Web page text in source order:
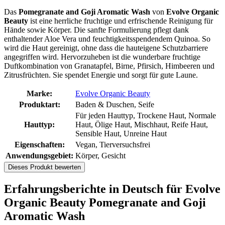
Das Pomegranate and Goji Aromatic Wash von Evolve Organic
Beauty ist eine herrliche fruchtige und erfrischende Reinigung für
Hände sowie Körper. Die sanfte Formulierung pflegt dank
enthaltender Aloe Vera und feuchtigkeitsspendendem Quinoa. So
wird die Haut gereinigt, ohne dass die hauteigene Schutzbarriere
angegriffen wird. Hervorzuheben ist die wunderbare fruchtige
Duftkombination von Granatapfel, Birne, Pfirsich, Himbeeren und
Zitrusfrüchten. Sie spendet Energie und sorgt für gute Laune.
Marke:
Evolve Organic Beauty
Produktart:
Baden & Duschen, Seife
Hauttyp:
Für jeden Hauttyp, Trockene Haut, Normale
Haut, Ölige Haut, Mischhaut, Reife Haut,
Sensible Haut, Unreine Haut
Eigenschaften:
Vegan, Tierversuchsfrei
Anwendungsgebiet: Körper, Gesicht
Dieses Produkt bewerten
Erfahrungsberichte in Deutsch für Evolve
Organic Beauty Pomegranate and Goji
Aromatic Wash